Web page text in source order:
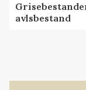
avlsbestand